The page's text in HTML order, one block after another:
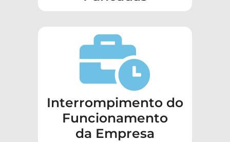
Interrompimento do
Funcionamento
da Empresa